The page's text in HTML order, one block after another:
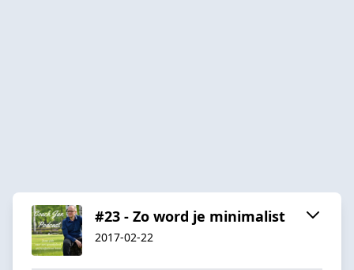
#23 - Zo word je minimalist
2017-02-22